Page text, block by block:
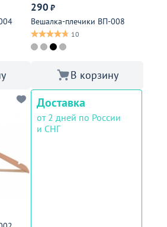
290 ₽
Вешалка-плечики ВП-008
10
В корзину
Доставка
от 2 дней по России
и СНГ